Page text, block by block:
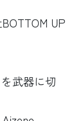
UP
武器に切